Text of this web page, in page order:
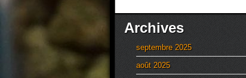
Archives
septembre 2025
août 2025